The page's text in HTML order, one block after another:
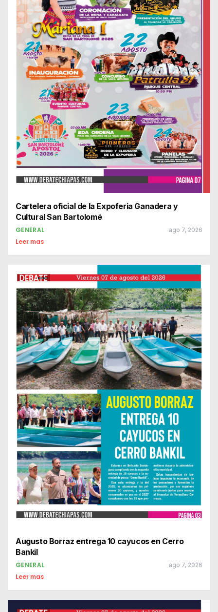
Cartelera oficial de la Expoferia Ganadera y
Cultural San Bartolomé
GENERAL ago 7, 2026
Leer mas
Augusto Borraz entrega 10 cayucos en Cerro
Bankil
GENERAL ago 7, 2026
Leer mas